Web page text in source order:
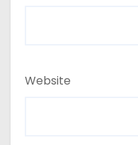
Website